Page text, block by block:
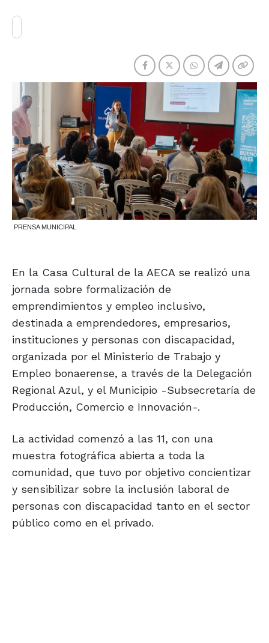
PRENSA MUNICIPAL
En la Casa Cultural de la AECA se realizó una
jornada sobre formalización de
emprendimientos y empleo inclusivo,
destinada a emprendedores, empresarios,
instituciones y personas con discapacidad,
organizada por el Ministerio de Trabajo y
Empleo bonaerense, a través de la Delegación
Regional Azul, y el Municipio -Subsecretaría de
Producción, Comercio e Innovación-.
La actividad comenzó a las 11, con una
muestra fotográfica abierta a toda la
comunidad, que tuvo por objetivo concientizar
y sensibilizar sobre la inclusión laboral de
personas con discapacidad tanto en el sector
público como en el privado.